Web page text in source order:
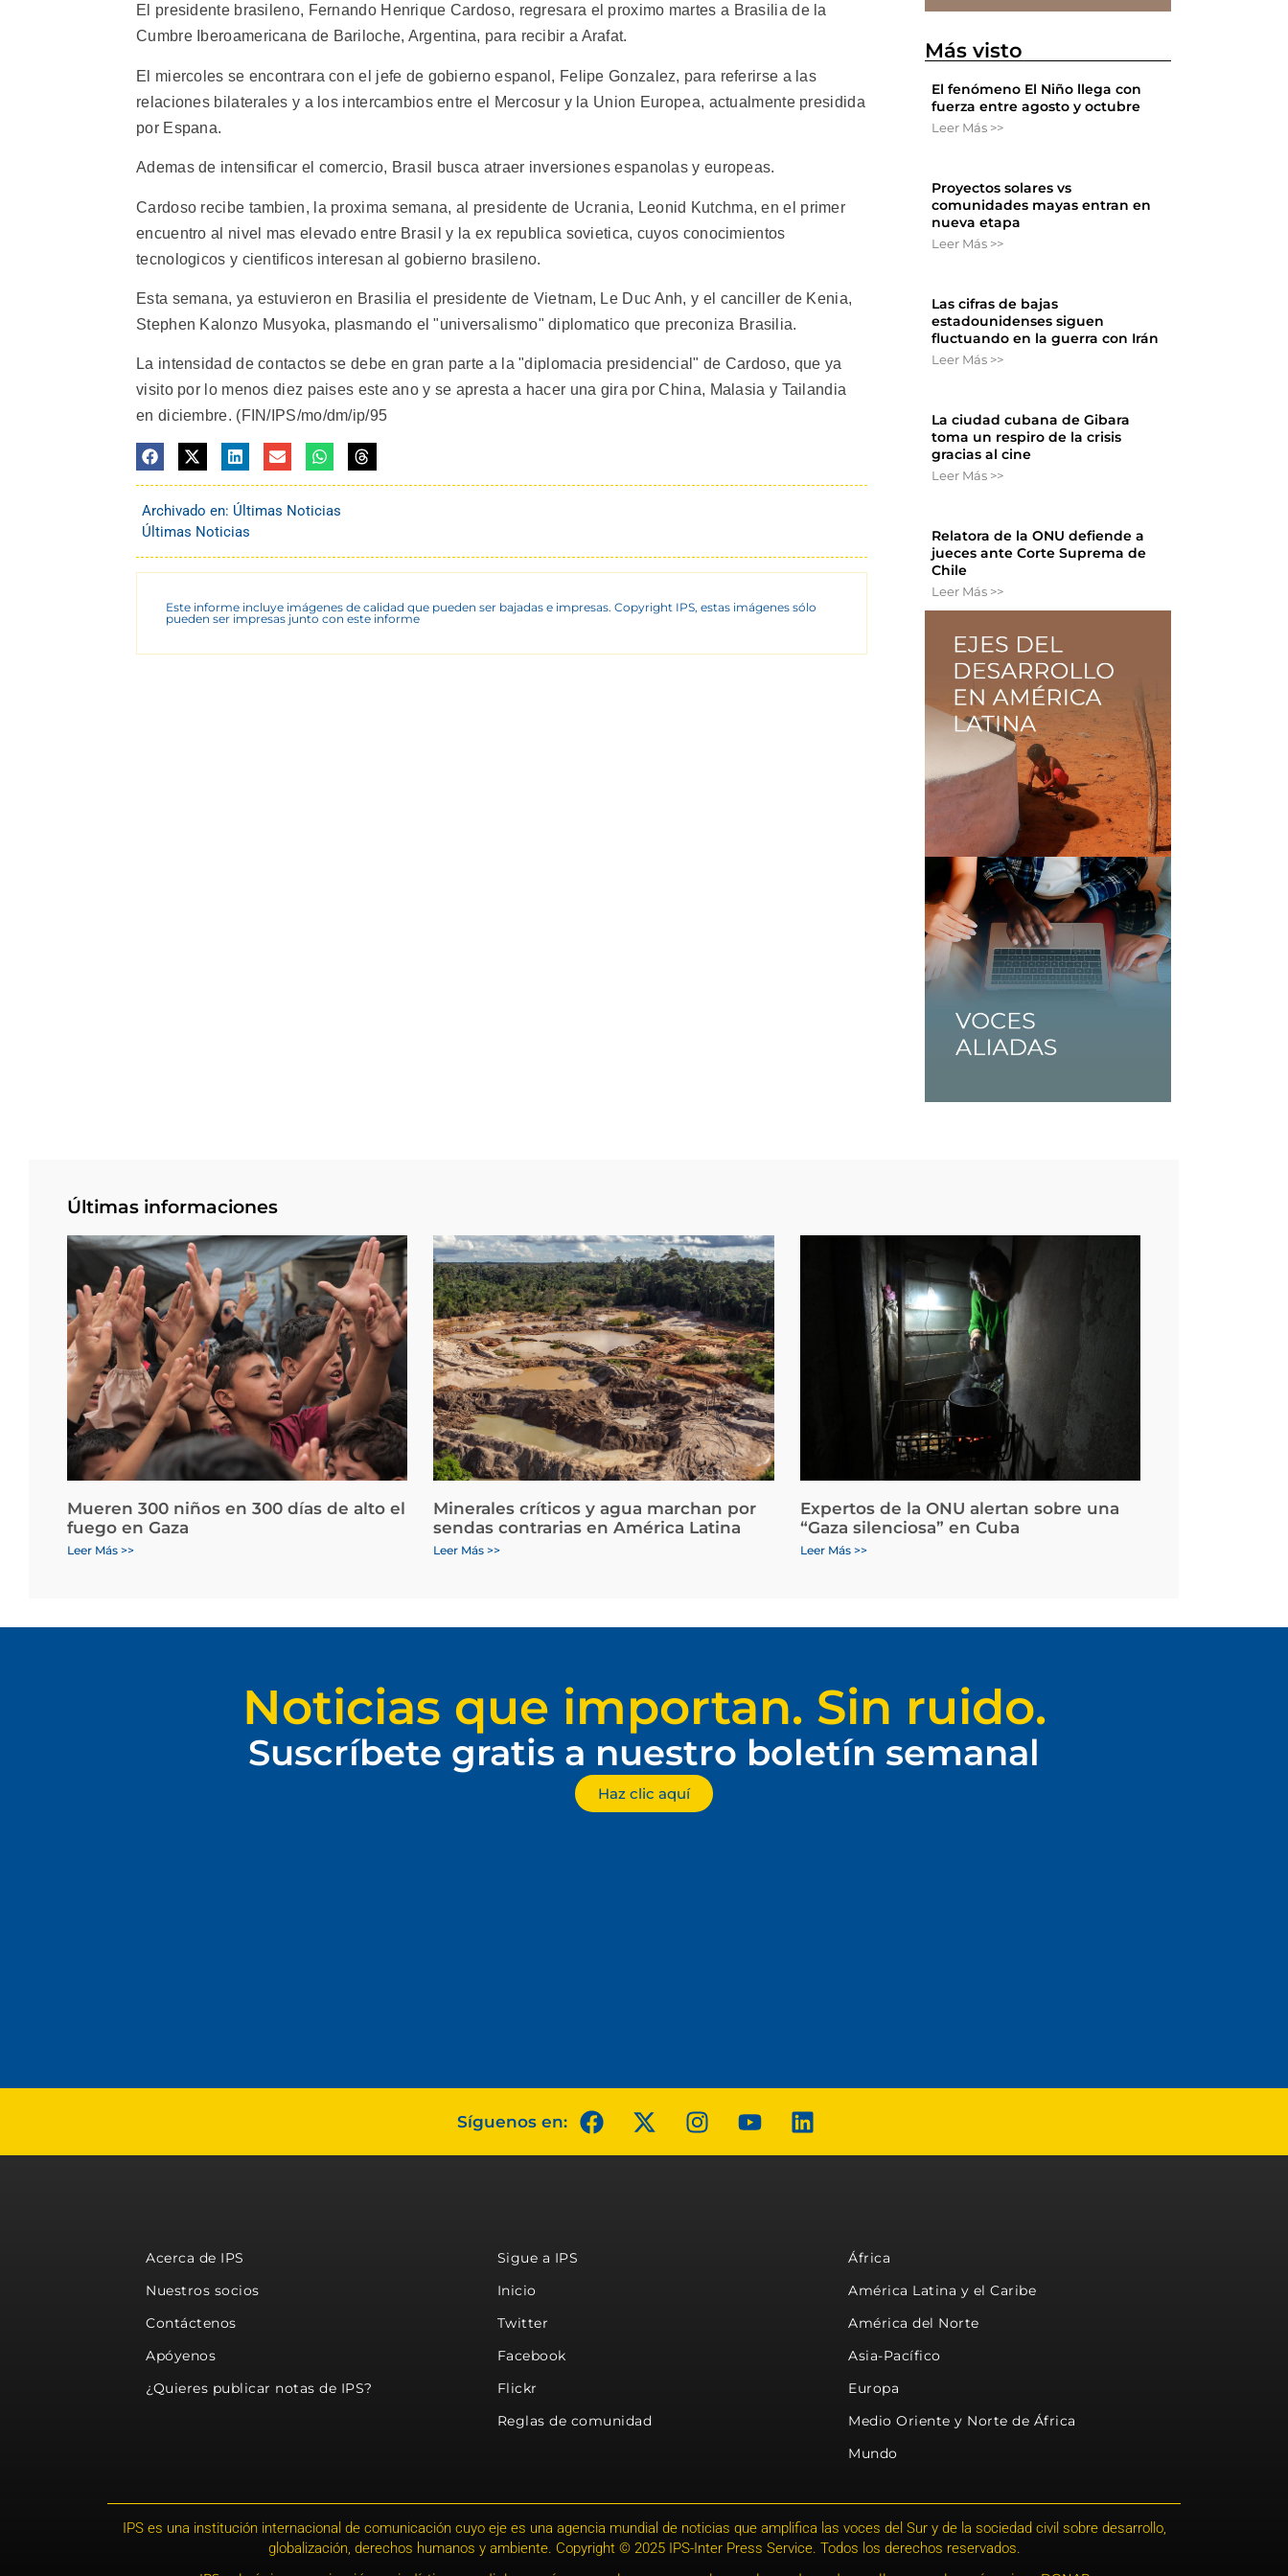
El presidente brasileno, Fernando Henrique Cardoso, regresara el proximo martes a Brasilia de la
Cumbre Iberoamericana de Bariloche, Argentina, para recibir a Arafat.
El miercoles se encontrara con el jefe de gobierno espanol, Felipe Gonzalez, para referirse a las
relaciones bilaterales y a los intercambios entre el Mercosur y la Union Europea, actualmente presidida
por Espana.
Ademas de intensificar el comercio, Brasil busca atraer inversiones espanolas y europeas.
Cardoso recibe tambien, la proxima semana, al presidente de Ucrania, Leonid Kutchma, en el primer
encuentro al nivel mas elevado entre Brasil y la ex republica sovietica, cuyos conocimientos
tecnologicos y cientificos interesan al gobierno brasileno.
Esta semana, ya estuvieron en Brasilia el presidente de Vietnam, Le Duc Anh, y el canciller de Kenia,
Stephen Kalonzo Musyoka, plasmando el "universalismo" diplomatico que preconiza Brasilia.
La intensidad de contactos se debe en gran parte a la "diplomacia presidencial" de Cardoso, que ya
visito por lo menos diez paises este ano y se apresta a hacer una gira por China, Malasia y Tailandia
en diciembre. (FIN/IPS/mo/dm/ip/95
Archivado en: Últimas Noticias
Últimas Noticias
Este informe incluye imágenes de calidad que pueden ser bajadas e impresas. Copyright IPS, estas imágenes sólo
pueden ser impresas junto con este informe
Más visto
El fenómeno El Niño llega con
fuerza entre agosto y octubre
Leer Más >>
Proyectos solares vs
comunidades mayas entran en
nueva etapa
Leer Más >>
Las cifras de bajas
estadounidenses siguen
fluctuando en la guerra con Irán
Leer Más >>
La ciudad cubana de Gibara
toma un respiro de la crisis
gracias al cine
Leer Más >>
Relatora de la ONU defiende a
jueces ante Corte Suprema de
Chile
Leer Más >>
Últimas informaciones
Mueren 300 niños en 300 días de alto el
fuego en Gaza
Leer Más >>
Minerales críticos y agua marchan por
sendas contrarias en América Latina
Leer Más >>
Expertos de la ONU alertan sobre una
“Gaza silenciosa” en Cuba
Leer Más >>
Noticias que importan. Sin ruido.
Suscríbete gratis a nuestro boletín semanal
Haz clic aquí
Síguenos en:
Acerca de IPS
Nuestros socios
Contáctenos
Apóyenos
¿Quieres publicar notas de IPS?
Sigue a IPS
Inicio
Twitter
Facebook
Flickr
Reglas de comunidad
África
América Latina y el Caribe
América del Norte
Asia-Pacífico
Europa
Medio Oriente y Norte de África
Mundo
IPS es una institución internacional de comunicación cuyo eje es una agencia mundial de noticias que amplifica las voces del Sur y de la sociedad civil sobre desarrollo,
globalización, derechos humanos y ambiente. Copyright © 2025 IPS-Inter Press Service. Todos los derechos reservados.